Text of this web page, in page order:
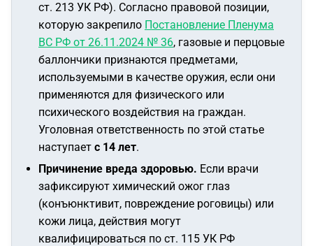
ст. 213 УК РФ). Согласно правовой позиции,
которую закрепило Постановление Пленума
ВС РФ от 26.11.2024 № 36, газовые и перцовые
баллончики признаются предметами,
используемыми в качестве оружия, если они
применяются для физического или
психического воздействия на граждан.
Уголовная ответственность по этой статье
наступает с 14 лет.
Причинение вреда здоровью. Если врачи
зафиксируют химический ожог глаз
(конъюнктивит, повреждение роговицы) или
кожи лица, действия могут
квалифицироваться по ст. 115 УК РФ